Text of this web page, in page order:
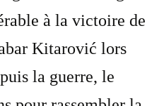
à la victoire de
Kitarović lors
la guerre, le